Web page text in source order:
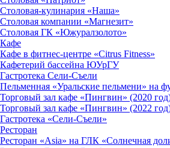
Столовая-кулинария «Наша»
Столовая компании «Магнезит»
Столовая ГК «Южуралзолото»
Кафе
Кафе в фитнес-центре «Citrus Fitness»
Кафетерий бассейна ЮУрГУ
Гастротека Сели-Съели
Пельменная «Уральские пельмени» на
Торговый зал кафе «Пингвин» (2020
Торговый зал кафе «Пингвин» (2022
Гастротека «Сели-Съели»
Ресторан
Ресторан «Asia» на ГЛК «Солнечная